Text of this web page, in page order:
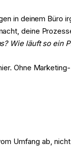
in deinem Büro
deine
Wie läuft so ein
Ohne
Umfang ab,